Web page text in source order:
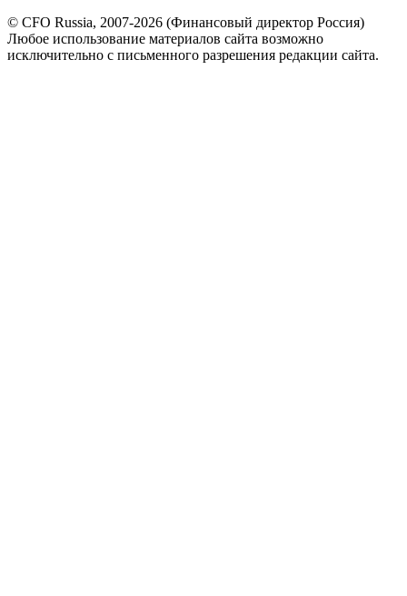
© CFO Russia, 2007-2026 (Финансовый директор Россия)
Любое использование материалов сайта возможно
исключительно с письменного разрешения редакции сайта.